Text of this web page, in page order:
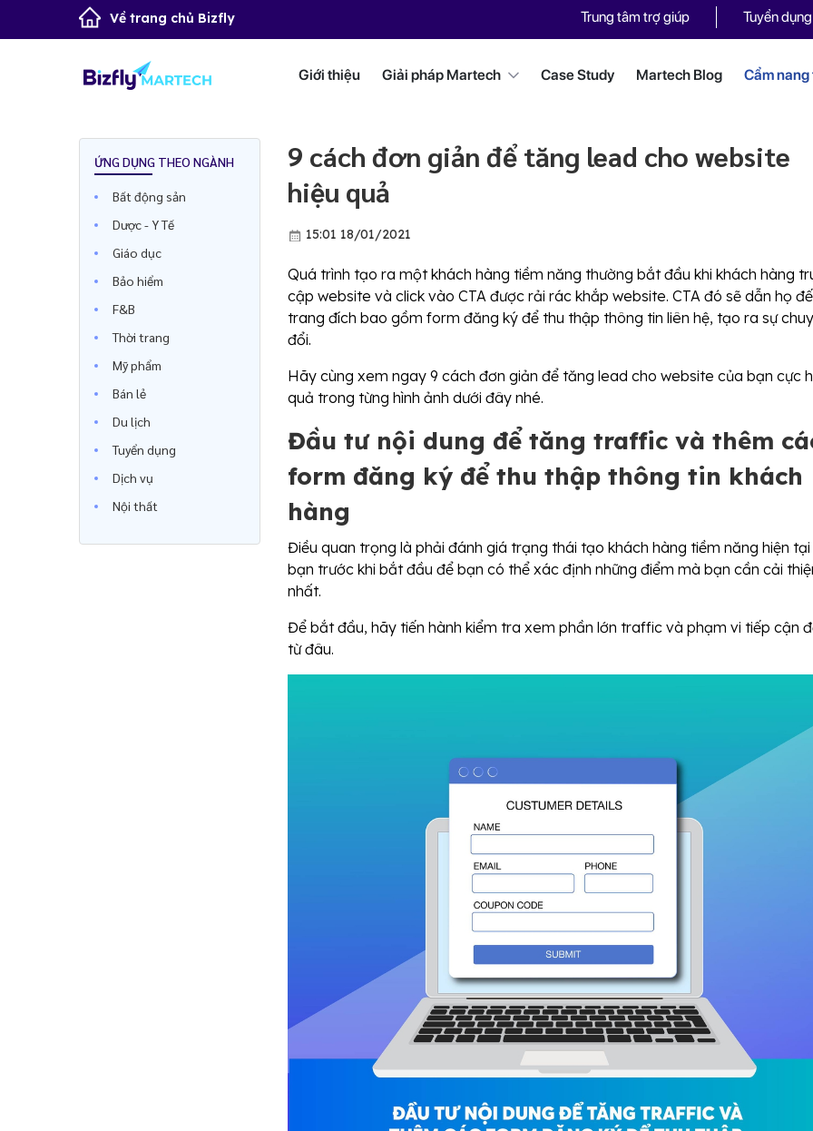
Về trang chủ Bizfly Trung tâm trợ giúp Tuyển dụng
Giới thiệu Giải pháp Martech Case Study Martech Blog Cẩm
ỨNG DỤNG THEO NGÀNH
Bất động sản
Dược - Y Tế
Giáo dục
Bảo hiểm
F&B
Thời trang
Mỹ phẩm
Bán lẻ
Du lịch
Tuyển dụng
Dịch vụ
Nội thất
9 cách đơn giản để tăng lead cho website
hiệu quả
15:01 18/01/2021
Quá trình tạo ra một khách hàng tiềm năng thường bắt đầu khi khách hàng
cập website và click vào CTA được rải rác khắp website. CTA đó sẽ dẫn họ
trang đích bao gồm form đăng ký để thu thập thông tin liên hệ, tạo ra sự
đổi.
Hãy cùng xem ngay 9 cách đơn giản để tăng lead cho website của bạn cực
quả trong từng hình ảnh dưới đây nhé.
Đầu tư nội dung để tăng traffic và thêm
form đăng ký để thu thập thông tin khách
hàng
Điều quan trọng là phải đánh giá trạng thái tạo khách hàng tiềm năng hiện
bạn trước khi bắt đầu để bạn có thể xác định những điểm mà bạn cần cải
nhất.
Để bắt đầu, hãy tiến hành kiểm tra xem phần lớn traffic và phạm vi tiếp cận
từ đâu.